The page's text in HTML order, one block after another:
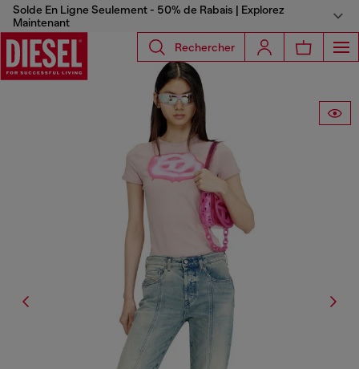
Solde En Ligne Seulement - 50% de Rabais | Explorez
Maintenant
Rechercher